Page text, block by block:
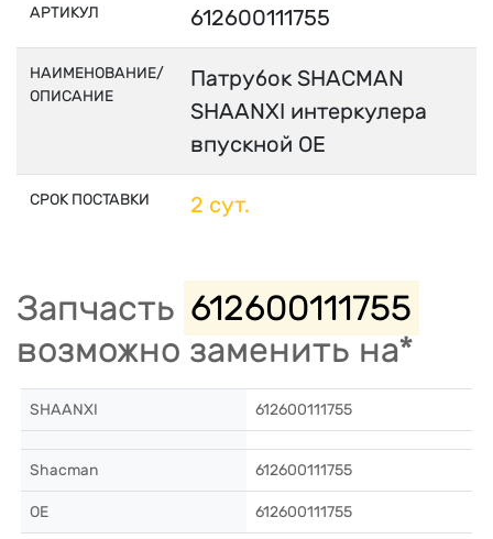
АРТИКУЛ 612600111755
НАИМЕНОВАНИЕ/
ОПИСАНИЕ
Патрубок SHACMAN
SHAANXI интеркулера
впускной OE
СРОК ПОСТАВКИ 2 сут.
Запчасть 612600111755
возможно заменить на*
SHAANXI 612600111755
Shacman 612600111755
OE 612600111755